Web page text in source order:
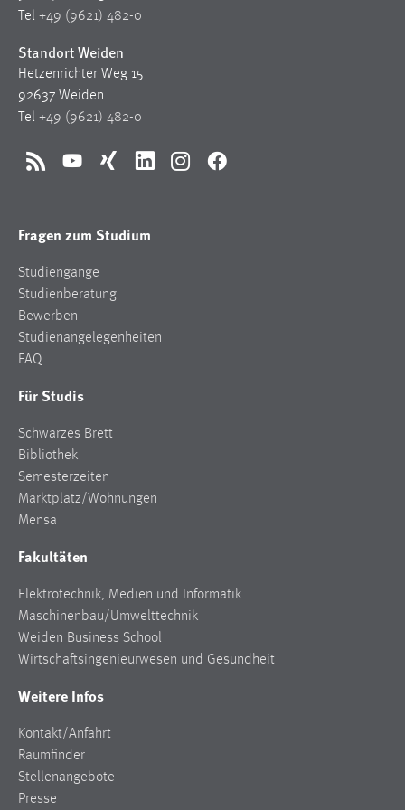
Tel +49 (9621) 482-0
Standort Weiden
Hetzenrichter Weg 15
92637 Weiden
Tel +49 (9621) 482-0
RSS YouTubeXing LinkedInInstagramFacebook
Fragen zum Studium
Studiengänge
Studienberatung
Bewerben
Studienangelegenheiten
FAQ
Für Studis
Schwarzes Brett
Bibliothek
Semesterzeiten
Marktplatz/Wohnungen
Mensa
Fakultäten
Elektrotechnik, Medien und Informatik
Maschinenbau/Umwelttechnik
Weiden Business School
Wirtschaftsingenieurwesen und Gesundheit
Weitere Infos
Kontakt/Anfahrt
Raumfinder
Stellenangebote
Presse
1 Jahr
Performance
Name:
staticfilecache
Zweck:
Name:
site-language-preference
Zweck:
Cookie Laufzeit:
Chat
Name:
Wird benötigt um die Chatfunktion nutzen zu können.
Cookie Laufzeit:
MibewSessionID, mibew-chat-frame-style-
5e9dbeb1811c0446 = Sitzungslaufzeit, mibew_locale = 3
Login
Name: